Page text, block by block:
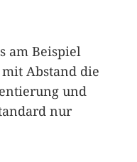
am Beispiel
Abstand die
und
nur